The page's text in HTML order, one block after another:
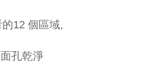
12 個區域,
孔乾淨